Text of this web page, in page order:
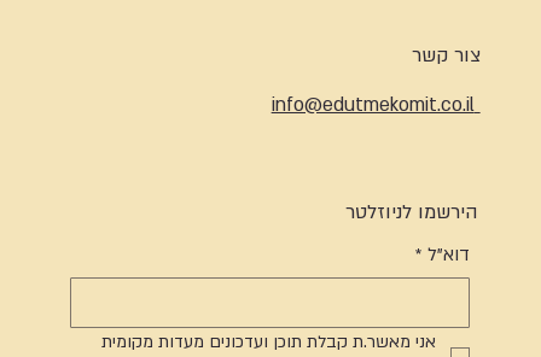
צור קשר
info@edutmekomit.co.il
הירשמו לניוזלטר
דוא"ל *
אני מאשר.ת קבלת תוכן ועדכונים מעדות מקומית